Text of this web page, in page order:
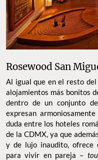
Rosewood San
Al igual que en el resto del
alojamientos más bonitos
dentro de un conjunto
expresan
duda entre los hoteles
de la CDMX, ya que
y de lujo inaudito, ofrece
para vivir en pareja –